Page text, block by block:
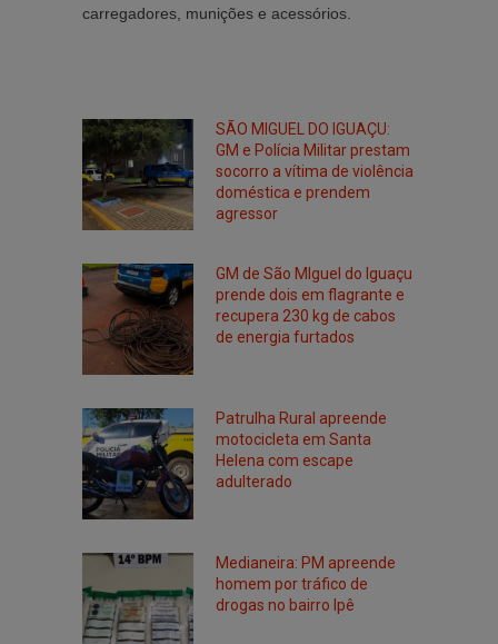
carregadores, munições e acessórios.
SÃO MIGUEL DO IGUAÇU:
GM e Polícia Militar prestam
socorro a vítima de violência
doméstica e prendem
agressor
GM de São MIguel do Iguaçu
prende dois em flagrante e
recupera 230 kg de cabos
de energia furtados
Patrulha Rural apreende
motocicleta em Santa
Helena com escape
adulterado
Medianeira: PM apreende
homem por tráfico de
drogas no bairro Ipê